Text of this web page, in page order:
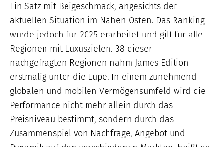
Ein Satz mit Beigeschmack, angesichts der
aktuellen Situation im Nahen Osten. Das Ranking
wurde jedoch für 2025 erarbeitet und gilt für alle
Regionen mit Luxuszielen. 38 dieser
nachgefragten Regionen nahm James Edition
erstmalig unter die Lupe. In einem zunehmend
globalen und mobilen Vermögensumfeld wird die
Performance nicht mehr allein durch das
Preisniveau bestimmt, sondern durch das
Zusammenspiel von Nachfrage, Angebot und